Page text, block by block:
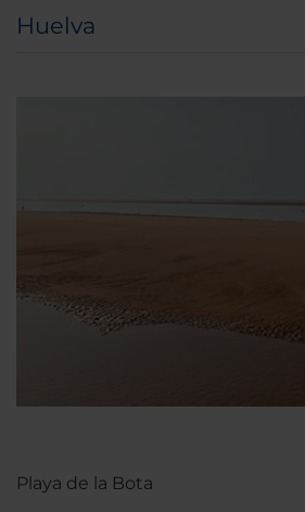
Huelva
Playa de la Bota